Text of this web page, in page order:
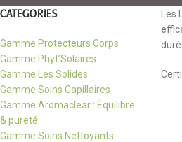
CATEGORIES
Gamme Protecteurs Corps
Gamme Phyt’Solaires
Gamme Les Solides
Gamme Soins Capillaires
Gamme Aromaclear : Équilibre
& pureté
Gamme Soins Nettoyants